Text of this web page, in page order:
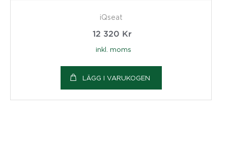
iQseat
12 320 Kr
inkl. moms
LÄGG I VARUKOGEN